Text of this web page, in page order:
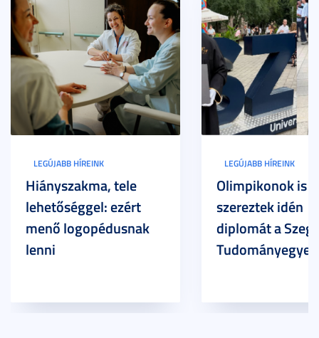
LEGÚJABB HÍREINK
Hiányszakma, tele
lehetőséggel: ezért
menő logopédusnak
lenni
LEGÚJABB HÍREINK
Olimpikonok is
szereztek idén
diplomát a